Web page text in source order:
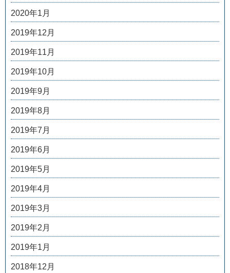
2020年1月
2019年12月
2019年11月
2019年10月
2019年9月
2019年8月
2019年7月
2019年6月
2019年5月
2019年4月
2019年3月
2019年2月
2019年1月
2018年12月